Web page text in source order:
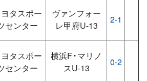
ヨタスポー
センター
ヴァンフォー
レ甲府U-13
2-1
ヨタスポー
センター
横浜F・マリノ
スU-13
0-2